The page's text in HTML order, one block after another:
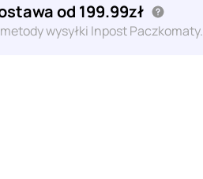
od 199.99zł
wysyłki Inpost Paczkomaty.